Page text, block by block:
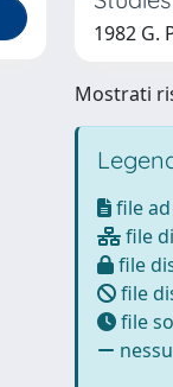
1982 G.
Mostrati
file
file
file
file
file